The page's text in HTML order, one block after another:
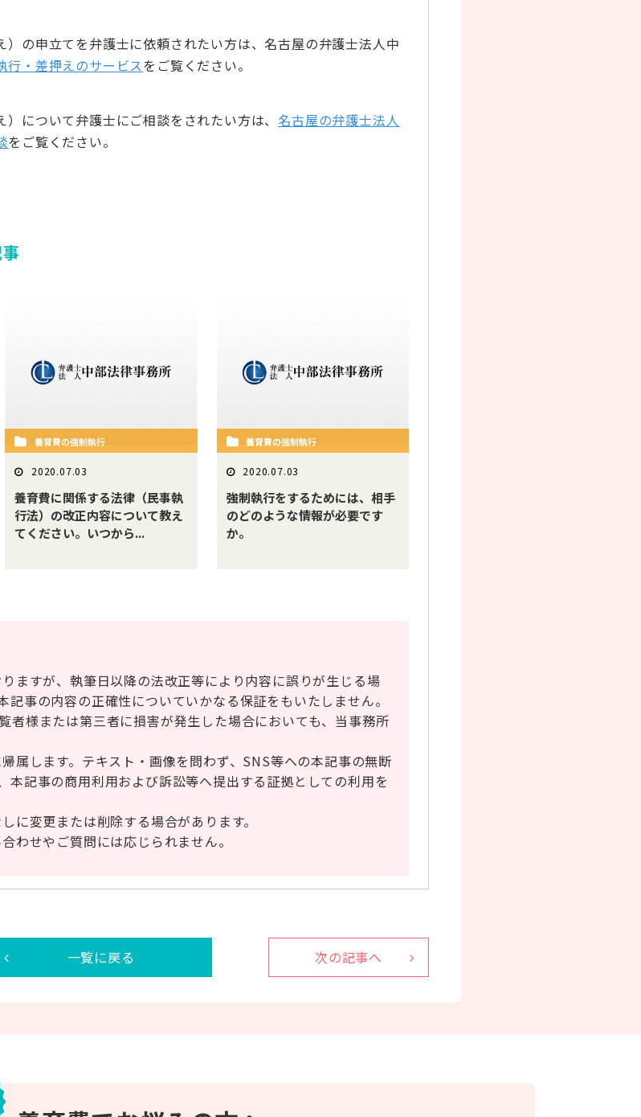
）の申立てを弁護士に依頼されたい方は、名古屋の弁護士法人中
行・差押えのサービスをご覧ください。
について弁護士にご相談をされたい方は、 名古屋の弁護士法人
をご覧ください。
養育費の強制執行
2020.07.03
養育費に関係する法律（民事執
行法）の改正内容について教え
てください。いつから...
養育費の強制執行
2020.07.03
強制執行をするためには、相手
のどのような情報が必要です
か。
ますが、執筆日以降の法改正等により内容に誤りが生じる場
記事の内容の正確性についていかなる保証をもいたしません。
者様または第三者に損害が発生した場合においても、当事務所
属します。テキスト・画像を問わず、SNS等への本記事の無断
本記事の商用利用および訴訟等へ提出する証拠としての利用を
変更または削除する場合があります。
わせやご質問には応じられません。
一覧に戻る 次の記事へ